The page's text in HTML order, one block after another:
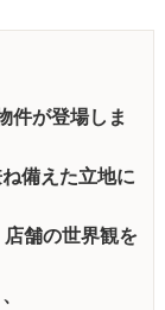
件が登場しま
備えた立地に
舗の世界観を